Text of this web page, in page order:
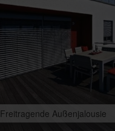
Freitragende Außenjalousie